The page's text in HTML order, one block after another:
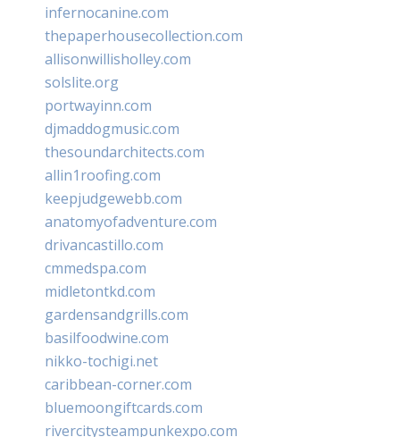
infernocanine.com
thepaperhousecollection.com
allisonwillisholley.com
solslite.org
portwayinn.com
djmaddogmusic.com
thesoundarchitects.com
allin1roofing.com
keepjudgewebb.com
anatomyofadventure.com
drivancastillo.com
cmmedspa.com
midletontkd.com
gardensandgrills.com
basilfoodwine.com
nikko-tochigi.net
caribbean-corner.com
bluemoongiftcards.com
rivercitysteampunkexpo.com